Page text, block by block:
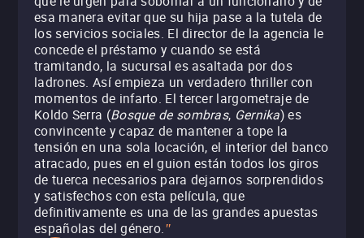
esa manera evitar que su hija pase a la tutela de
los servicios sociales. El director de la agencia le
concede el préstamo y cuando se está
tramitando, la sucursal es asaltada por dos
ladrones. Así empieza un verdadero thriller con
momentos de infarto. El tercer largometraje de
Koldo Serra (Bosque de sombras, Gernika) es
convincente y capaz de mantener a tope la
tensión en una sola locación, el interior del banco
atracado, pues en el guion están todos los giros
de tuerca necesarios para dejarnos sorprendidos
y satisfechos con esta película, que
definitivamente es una de las grandes apuestas
españolas del género."